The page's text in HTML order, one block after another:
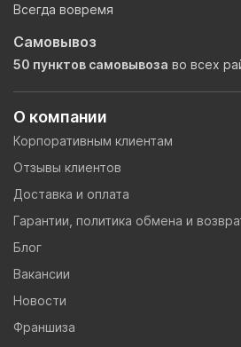
О компании
Корпоративным клиентам
Отзывы клиентов
Доставка и оплата
Гарантии, политика обмена и
Блог
Вакансии
Новости
Франшиза
Всегда вовремя
Самовывоз
50 пунктов самовывоза во всех